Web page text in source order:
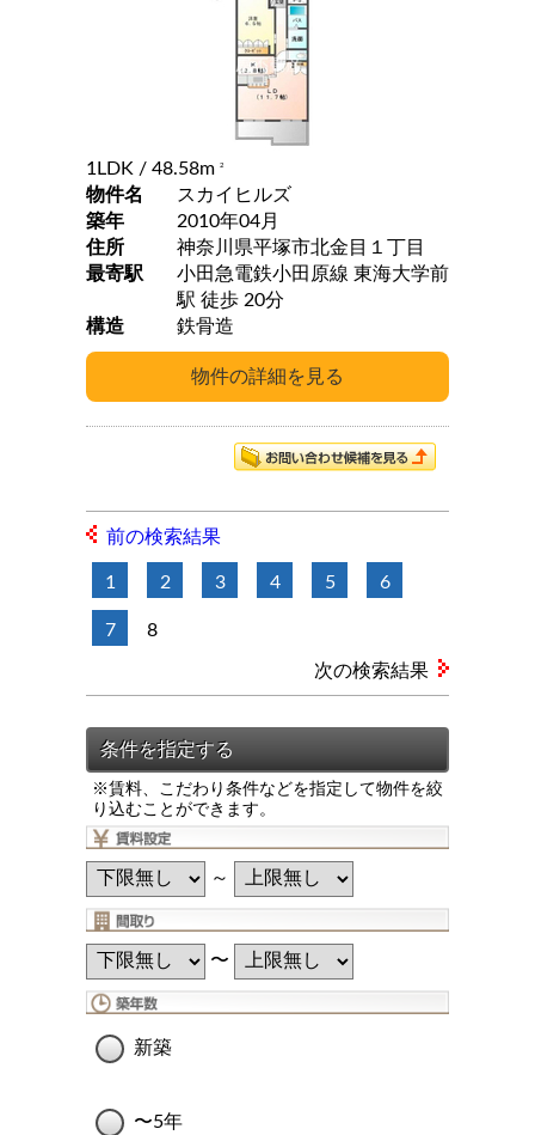
1LDK / 48.58m 2
物件名
スカイヒルズ
築年
2010年04月
住所
神奈川県平塚市北金目１丁目
最寄駅
小田急電鉄小田原線 東海大学前
駅 徒歩 20分
構造
鉄骨造
前の検索結果
1 2 3 4 5 6
7 8
※賃料、こだわり条件などを指定して物件を絞
り込むことができます。
～
〜
新築
〜5年